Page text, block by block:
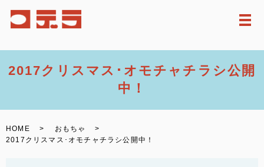
メ
2017クリスマス･オモチャチラシ公開
中！
HOME
おもちゃ
2017クリスマス･オモチャチラシ公開中！